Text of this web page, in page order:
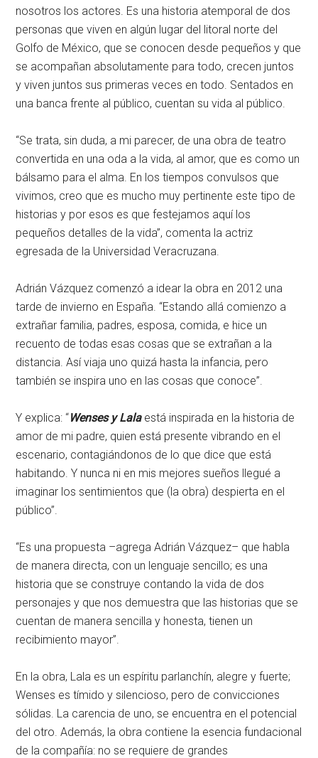
nosotros los actores. Es una historia atemporal de dos
personas que viven en algún lugar del litoral norte del
Golfo de México, que se conocen desde pequeños y que
se acompañan absolutamente para todo, crecen juntos
y viven juntos sus primeras veces en todo. Sentados en
una banca frente al público, cuentan su vida al público.
“Se trata, sin duda, a mi parecer, de una obra de teatro
convertida en una oda a la vida, al amor, que es como un
bálsamo para el alma. En los tiempos convulsos que
vivimos, creo que es mucho muy pertinente este tipo de
historias y por esos es que festejamos aquí los
pequeños detalles de la vida”, comenta la actriz
egresada de la Universidad Veracruzana.
Adrián Vázquez comenzó a idear la obra en 2012 una
tarde de invierno en España. “Estando allá comienzo a
extrañar familia, padres, esposa, comida, e hice un
recuento de todas esas cosas que se extrañan a la
distancia. Así viaja uno quizá hasta la infancia, pero
también se inspira uno en las cosas que conoce”.
Y explica: “Wenses y Lalaestá inspirada en la historia de
amor de mi padre, quien está presente vibrando en el
escenario, contagiándonos de lo que dice que está
habitando. Y nunca ni en mis mejores sueños llegué a
imaginar los sentimientos que (la obra) despierta en el
público”.
“Es una propuesta –agrega Adrián Vázquez– que habla
de manera directa, con un lenguaje sencillo; es una
historia que se construye contando la vida de dos
personajes y que nos demuestra que las historias que se
cuentan de manera sencilla y honesta, tienen un
recibimiento mayor”.
En la obra, Lala es un espíritu parlanchín, alegre y fuerte;
Wenses es tímido y silencioso, pero de convicciones
sólidas. La carencia de uno, se encuentra en el potencial
del otro. Además, la obra contiene la esencia fundacional
de la compañía: no se requiere de grandes